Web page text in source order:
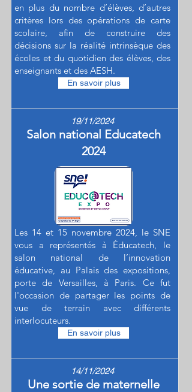
en plus du nombre d’élèves, d’autres
critères lors des opérations de carte
scolaire, afin de construire des
décisions sur la réalité intrinsèque des
écoles et du quotidien des élèves, des
enseignants et des AESH.
En savoir plus
19/11/2024
Salon national Educatech
2024
Les 14 et 15 novembre 2024, le SNE
vous a représentés à Éducatech, le
salon national de l’innovation
éducative, au Palais des expositions,
porte de Versailles, à Paris. Ce fut
l'occasion de partager les points de
vue de terrain avec différents
interlocuteurs.
En savoir plus
14/11/2024
Une sortie de maternelle